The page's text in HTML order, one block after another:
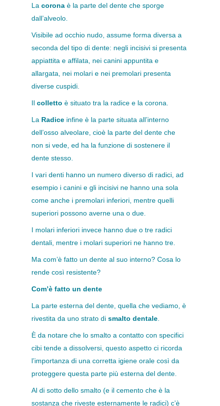
La corona è la parte del dente che sporge
dall’alveolo.
Visibile ad occhio nudo, assume forma diversa a
seconda del tipo di dente: negli incisivi si presenta
appiattita e affilata, nei canini appuntita e
allargata, nei molari e nei premolari presenta
diverse cuspidi.
Il colletto è situato tra la radice e la corona.
La Radice infine è la parte situata all’interno
dell’osso alveolare, cioè la parte del dente che
non si vede, ed ha la funzione di sostenere il
dente stesso.
I vari denti hanno un numero diverso di radici, ad
esempio i canini e gli incisivi ne hanno una sola
come anche i premolari inferiori, mentre quelli
superiori possono averne una o due.
I molari inferiori invece hanno due o tre radici
dentali, mentre i molari superiori ne hanno tre.
Ma com’è fatto un dente al suo interno? Cosa lo
rende così resistente?
Com’è fatto un dente
La parte esterna del dente, quella che vediamo, è
rivestita da uno strato di smalto dentale
È da notare che lo smalto a contatto con specifici
cibi tende a dissolversi, questo aspetto ci ricorda
l’importanza di una corretta igiene orale così da
proteggere questa parte più esterna del dente.
Al di sotto dello smalto (e il cemento che è la
sostanza che riveste esternamente le radici) c’è